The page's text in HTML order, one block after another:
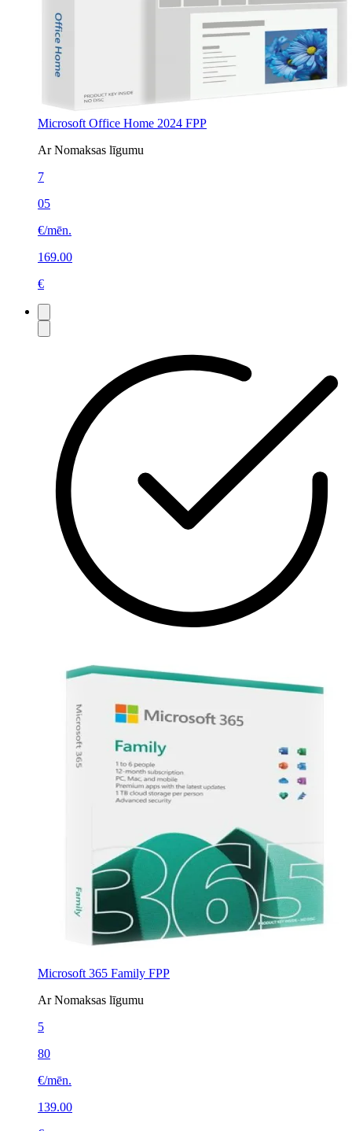
Microsoft Office Home 2024 FPP
Ar Nomaksas līgumu
7
05
€/mēn.
169.00
€
Microsoft 365 Family FPP
Ar Nomaksas līgumu
5
80
€/mēn.
139.00